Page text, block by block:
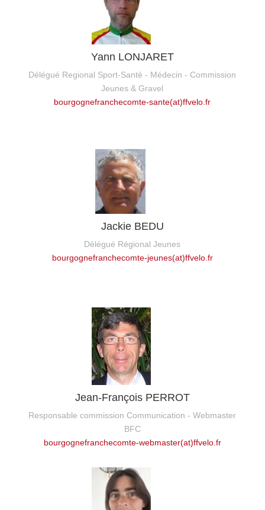
Yann LONJARET
Délégué Regional Sport-Santé - Médecin - Commission
Jeunes & Gravel
bourgognefranchecomte-sante(at)ffvelo.fr
Jackie BEDU
Délégué Régional Jeunes
bourgognefranchecomte-jeunes(at)ffvelo.fr
Jean-François PERROT
Responsable commission Communication - Webmaster
BFC
bourgognefranchecomte-webmaster(at)ffvelo.fr